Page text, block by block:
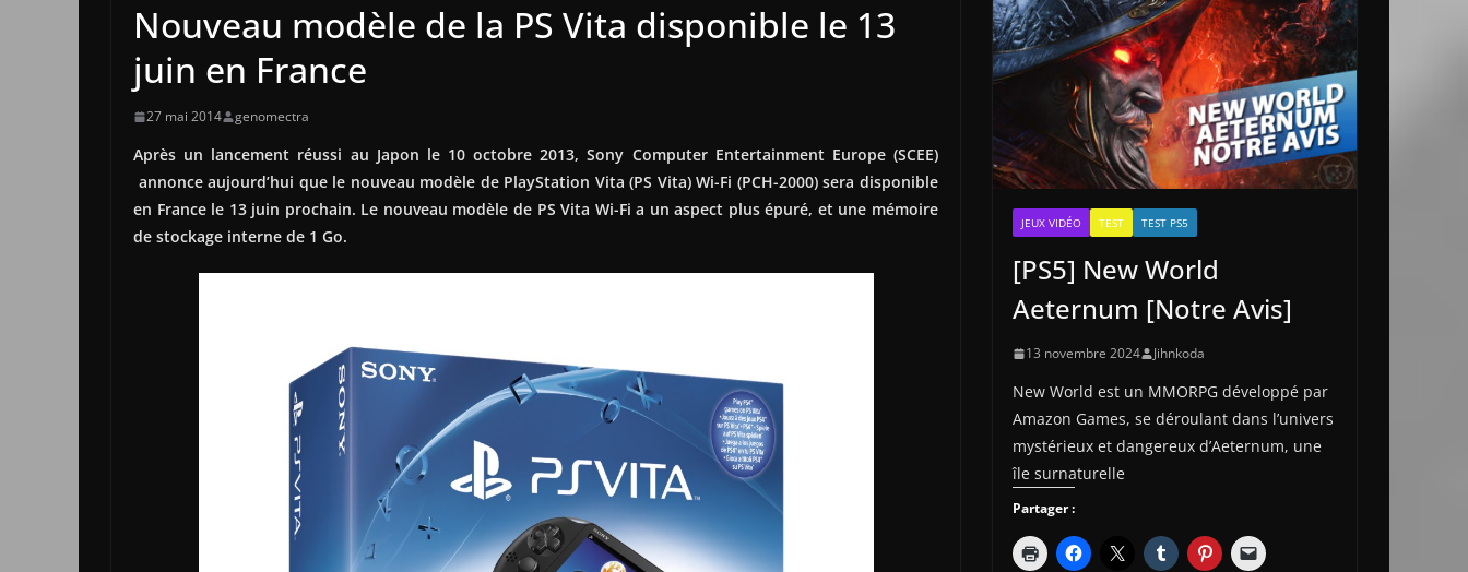
Nouveau modèle de la PS Vita disponible le 13
juin en France
27 mai 2014 genomectra
Après un lancement réussi au Japon le 10 octobre 2013, Sony Computer Entertainment Europe (SCEE)
annonce aujourd’hui que le nouveau modèle de PlayStation Vita (PS Vita) Wi-Fi (PCH-2000) sera disponible
en France le 13 juin prochain. Le nouveau modèle de PS Vita Wi-Fi a un aspect plus épuré, et une mémoire
de stockage interne de 1 Go.
JEUX VIDÉO TEST TEST PS5
[PS5] New World
Aeternum [Notre Avis]
13 novembre 2024 Jihnkoda
New World est un MMORPG développé par
Amazon Games, se déroulant dans l’univers
mystérieux et dangereux d’Aeternum, une
île surnaturelle
Partager :